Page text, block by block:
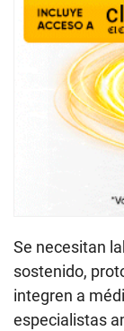
Se necesitan
sostenido,
integren a
especialistas